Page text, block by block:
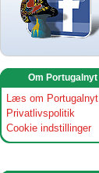
Om Portugalnyt
Læs om Portugalnyt
Privatlivspolitik
Cookie indstillinger